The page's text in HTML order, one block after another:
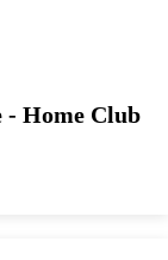
- Home Club